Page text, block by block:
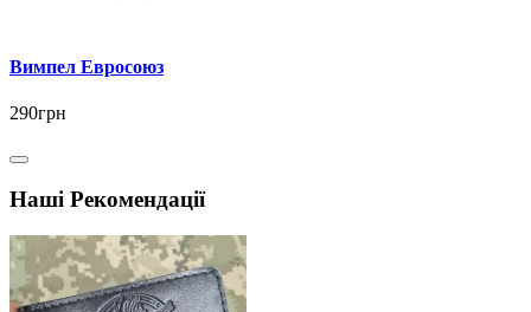
Вимпел Евросоюз
290грн
Наші Рекомендації